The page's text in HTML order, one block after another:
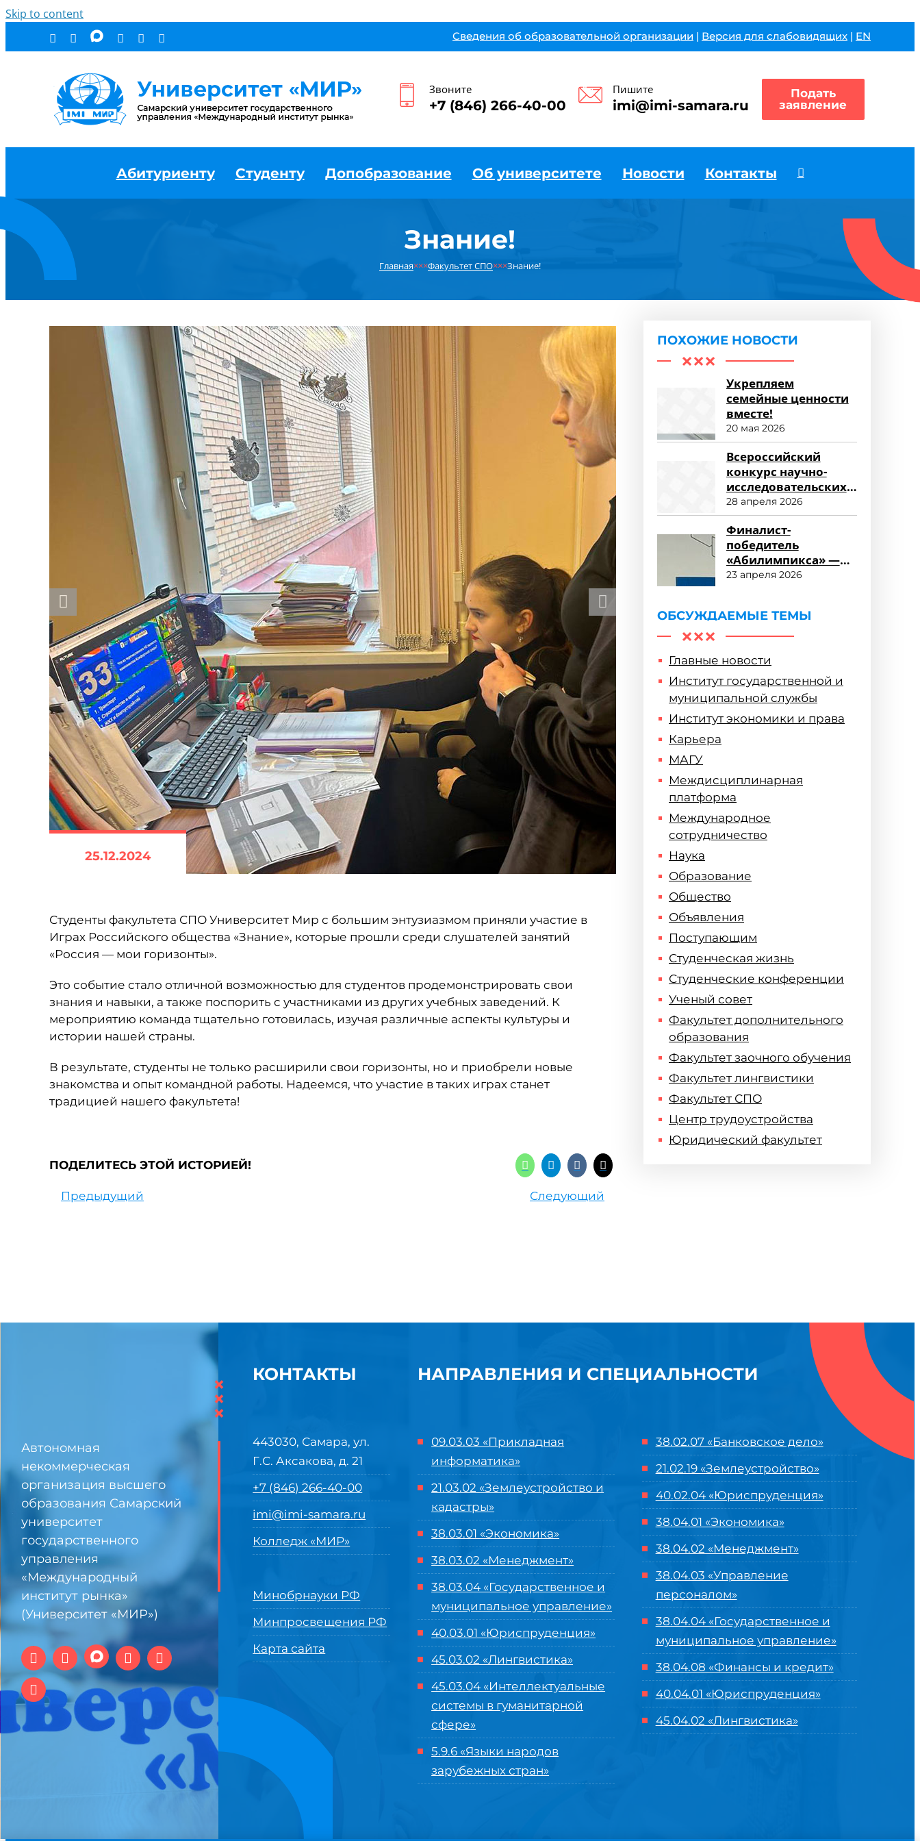
Skip to content
Сведения об образовательной организации | Версия для слабовидящих | EN
Звоните
+7 (846) 266-40-00
Пишите
imi@imi-samara.ru
Подать
заявление
Абитуриенту Студенту Допобразование Об университете Новости Контакты
Знание!
Главная×××Факультет СПО×××Знание!
25.12.2024
Студенты факультета СПО Университет Мир с большим энтузиазмом приняли участие в
Играх Российского общества «Знание», которые прошли среди слушателей занятий
«Россия — мои горизонты».
Это событие стало отличной возможностью для студентов продемонстрировать свои
знания и навыки, а также поспорить с участниками из других учебных заведений. К
мероприятию команда тщательно готовилась, изучая различные аспекты культуры и
истории нашей страны.
В результате, студенты не только расширили свои горизонты, но и приобрели новые
знакомства и опыт командной работы. Надеемся, что участие в таких играх станет
традицией нашего факультета!
ПОДЕЛИТЕСЬ ЭТОЙ ИСТОРИЕЙ!
Предыдущий Следующий
ПОХОЖИЕ НОВОСТИ
Укрепляем
семейные ценности
вместе!
20 мая 2026
Всероссийский
конкурс научно-
исследовательских
работ «Научный
потенциал СПО»
28 апреля 2026
Финалист-
победитель
«Абилимпикса» —
студент ФСПО
23 апреля 2026
ОБСУЖДАЕМЫЕ ТЕМЫ
Главные новости
Институт государственной и
муниципальной службы
Институт экономики и права
Карьера
МАГУ
Междисциплинарная
платформа
Международное
сотрудничество
Наука
Образование
Общество
Объявления
Поступающим
Студенческая жизнь
Студенческие конференции
Ученый совет
Факультет дополнительного
образования
Факультет заочного обучения
Факультет лингвистики
Факультет СПО
Центр трудоустройства
Юридический факультет
Автономная
некоммерческая
организация высшего
образования Самарский
университет
государственного
управления
«Международный
институт рынка»
(Университет «МИР»)
×
×
×
КОНТАКТЫ
443030, Самара, ул.
Г.С. Аксакова, д. 21
+7 (846) 266-40-00
imi@imi-samara.ru
Колледж «МИР»
Минобрнауки РФ
Минпросвещения РФ
Карта сайта
НАПРАВЛЕНИЯ И СПЕЦИАЛЬНОСТИ
09.03.03 «Прикладная
информатика»
21.03.02 «Землеустройство и
кадастры»
38.03.01 «Экономика»
38.03.02 «Менеджмент»
38.03.04 «Государственное и
муниципальное управление»
40.03.01 «Юриспруденция»
45.03.02 «Лингвистика»
45.03.04 «Интеллектуальные
системы в гуманитарной
сфере»
5.9.6 «Языки народов
зарубежных стран»
38.02.07 «Банковское дело»
21.02.19 «Землеустройство»
40.02.04 «Юриспруденция»
38.04.01 «Экономика»
38.04.02 «Менеджмент»
38.04.03 «Управление
персоналом»
38.04.04 «Государственное и
муниципальное управление»
38.04.08 «Финансы и кредит»
40.04.01 «Юриспруденция»
45.04.02 «Лингвистика»